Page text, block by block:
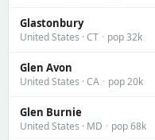
Glastonbury
United States · CT · pop 32k
Glen Avon
United States · CA · pop 20k
Glen Burnie
United States · MD · pop 68k